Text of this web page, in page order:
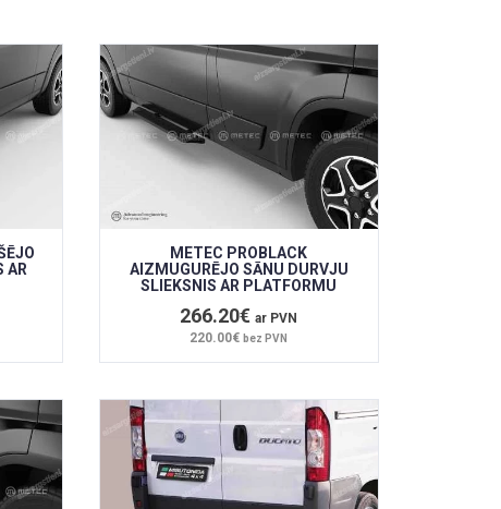
AR
METEC PROBLACK
AIZMUGURĒJO SĀNU DURVJU
SLIEKSNIS AR PLATFORMU
266.20€ar PVN
220.00€bez PVN